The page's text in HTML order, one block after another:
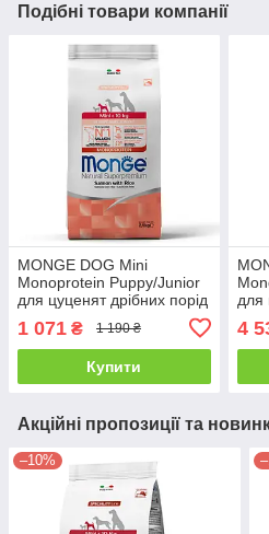
Подібні товари компанії
MONGE DOG Mini
Monoprotein Puppy/Junior
для цуценят дрібних порід
1 071 ₴ 1 190 ₴
Купити
для
4
Акційні пропозиції та
–10%